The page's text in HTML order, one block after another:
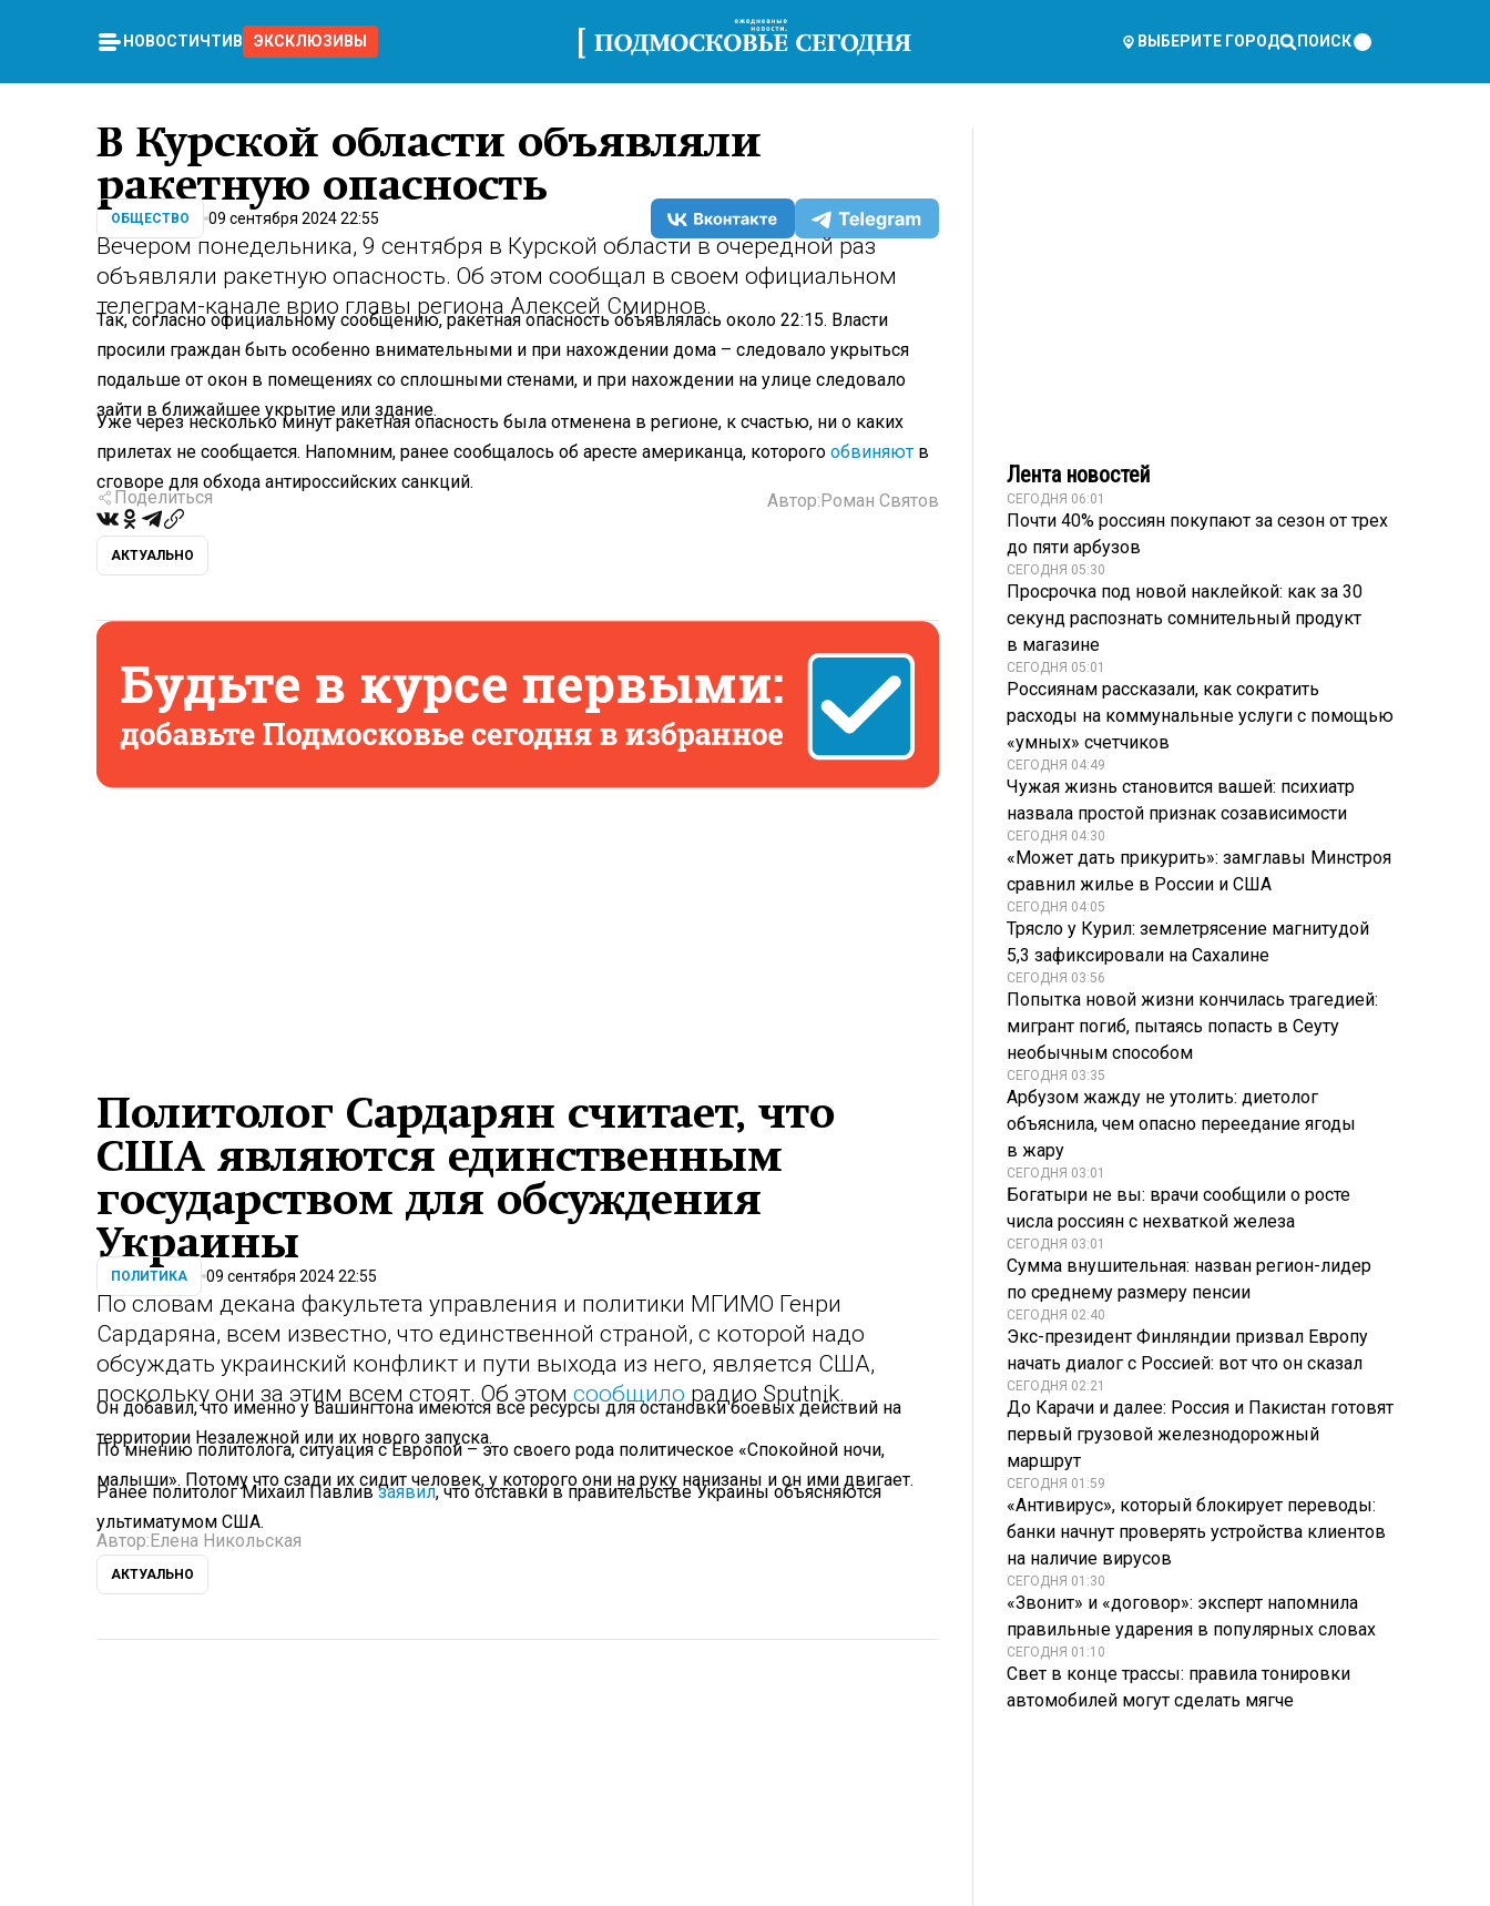
НОВОСТИ ЧТИВО ЭКСКЛЮЗИВЫ ВЫБЕРИТЕ ГОРОД ПОИСК
В Курской области объявляли
ракетную опасность
ОБЩЕСТВО 09 сентября 2024 22:55
Вечером понедельника, 9 сентября в Курской области в очередной раз
объявляли ракетную опасность. Об этом сообщал в своем официальном
телеграм-канале врио главы региона Алексей Смирнов.
Так, согласно официальному сообщению, ракетная опасность объявлялась около 22:15. Власти
просили граждан быть особенно внимательными и при нахождении дома – следовало укрыться
подальше от окон в помещениях со сплошными стенами, и при нахождении на улице следовало
зайти в ближайшее укрытие или здание.
Уже через несколько минут ракетная опасность была отменена в регионе, к счастью, ни о каких
прилетах не сообщается. Напомним, ранее сообщалось об аресте американца, которого обвиняют в
сговоре для обхода антироссийских санкций.
Поделиться Автор:Роман Святов
АКТУАЛЬНО
Политолог Сардарян считает, что
США являются единственным
государством для обсуждения
Украины
ПОЛИТИКА 09 сентября 2024 22:55
По словам декана факультета управления и политики МГИМО Генри
Сардаряна, всем известно, что единственной страной, с которой надо
обсуждать украинский конфликт и пути выхода из него, является США,
поскольку они за этим всем стоят. Об этом сообщило радио Sputnik.
Он добавил, что именно у Вашингтона имеются все ресурсы для остановки боевых действий на
территории Незалежной или их нового запуска.
По мнению политолога, ситуация с Европой – это своего рода политическое «Спокойной ночи,
малыши». Потому что сзади их сидит человек, у которого они на руку нанизаны и он ими двигает.
Ранее политолог Михаил Павливзаявил, что отставки в правительстве Украины объясняются
ультиматумом США.
Автор:Елена Никольская
АКТУАЛЬНО
Лента новостей
СЕГОДНЯ 06:01
Почти 40% россиян покупают за сезон от трех
до пяти арбузов
СЕГОДНЯ 05:30
Просрочка под новой наклейкой: как за 30
секунд распознать сомнительный продукт
в магазине
СЕГОДНЯ 05:01
Россиянам рассказали, как сократить
расходы на коммунальные услуги с помощью
«умных» счетчиков
СЕГОДНЯ 04:49
Чужая жизнь становится вашей: психиатр
назвала простой признак созависимости
СЕГОДНЯ 04:30
«Может дать прикурить»: замглавы Минстроя
сравнил жилье в России и США
СЕГОДНЯ 04:05
Трясло у Курил: землетрясение магнитудой
5,3 зафиксировали на Сахалине
СЕГОДНЯ 03:56
Попытка новой жизни кончилась трагедией:
мигрант погиб, пытаясь попасть в Сеуту
необычным способом
СЕГОДНЯ 03:35
Арбузом жажду не утолить: диетолог
объяснила, чем опасно переедание ягоды
в жару
СЕГОДНЯ 03:01
Богатыри не вы: врачи сообщили о росте
числа россиян с нехваткой железа
СЕГОДНЯ 03:01
Сумма внушительная: назван регион-лидер
по среднему размеру пенсии
СЕГОДНЯ 02:40
Экс-президент Финляндии призвал Европу
начать диалог с Россией: вот что он сказал
СЕГОДНЯ 02:21
До Карачи и далее: Россия и Пакистан готовят
первый грузовой железнодорожный
маршрут
СЕГОДНЯ 01:59
«Антивирус», который блокирует переводы:
банки начнут проверять устройства клиентов
на наличие вирусов
СЕГОДНЯ 01:30
«Звонит» и «договор»: эксперт напомнила
правильные ударения в популярных словах
СЕГОДНЯ 01:10
Свет в конце трассы: правила тонировки
автомобилей могут сделать мягче